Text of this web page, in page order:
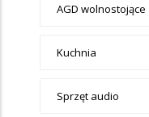
AGD wolnostojące
Kuchnia
Sprzęt audio